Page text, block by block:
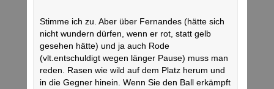
Stimme ich zu. Aber über Fernandes (hätte sich
nicht wundern dürfen, wenn er rot, statt gelb
gesehen hätte) und ja auch Rode
(vlt.entschuldigt wegen länger Pause) muss man
reden. Rasen wie wild auf dem Platz herum und
in die Gegner hinein. Wenn Sie den Ball erkämpft